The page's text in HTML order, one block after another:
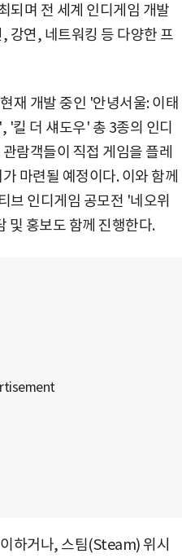
되며 전 세계 인디게임 개발
강연, 네트워킹 등 다양한 프
재 개발 중인 '안녕서울: 이태
킬 더 섀도우' 총 3종의 인디
람객들이 직접 게임을 플레
마련될 예정이다. 이와 함께
브 인디게임 공모전 '네오위
및 홍보도 함께 진행한다.
하거나, 스팀(Steam) 위시